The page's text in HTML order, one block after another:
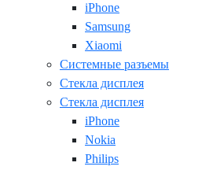
iPhone
Samsung
Xiaomi
Системные разъемы
Стекла дисплея
Стекла дисплея
iPhone
Nokia
Philips